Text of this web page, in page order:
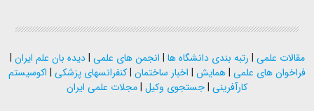
مقالات علمی | رتبه بندی دانشگاه ها | انجمن های علمی |دیده بان علم ایران |
فراخوان های علمی |همایش | اخبار ساختمان |کنفرانسهای پزشکی | اکوسیستم
کارآفرینی |جستجوی وکیل |مجلات علمی ایران